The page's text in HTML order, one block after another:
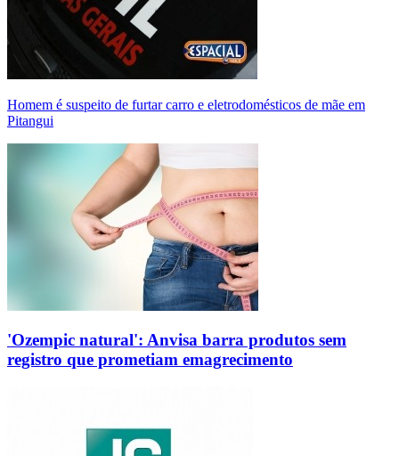
Homem é suspeito de furtar carro e eletrodomésticos de mãe em
Pitangui
'Ozempic natural': Anvisa barra produtos sem
registro que prometiam emagrecimento